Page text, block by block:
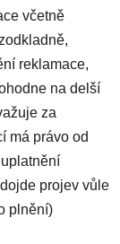
včetně
reklamace,
na delší
za
má právo od
projev vůle
plnění)